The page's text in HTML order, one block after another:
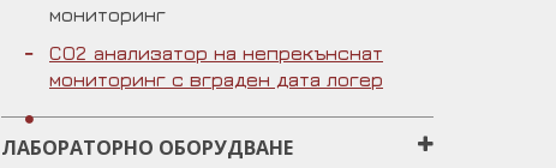
мониторинг
CO2 aнализатор на непрекънснат
мониторинг с вграден дата логер
ЛАБОРАТОРНО ОБОРУДВАНЕ